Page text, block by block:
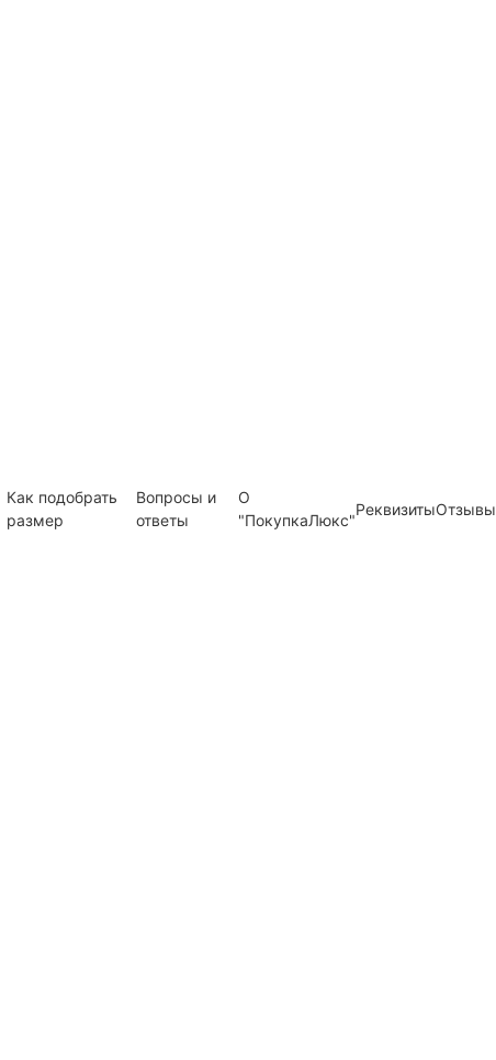
Как подобрать
размер
Вопросы и
ответы
О
"ПокупкаЛюкс"
РеквизитыОтзывы